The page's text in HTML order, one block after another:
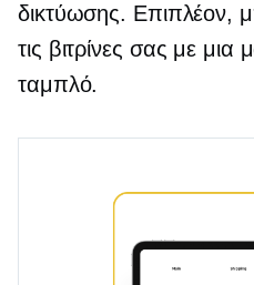
δικτύωσης. Επιπλέον,
τις βιτρίνες σας με
ταμπλό.